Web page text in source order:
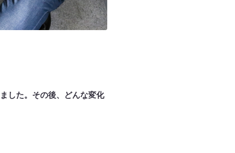
した。その後、どんな変化